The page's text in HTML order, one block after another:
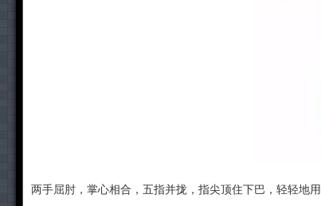
两手屈肘，掌心相合，五指并拢，指尖顶住下巴，轻轻地